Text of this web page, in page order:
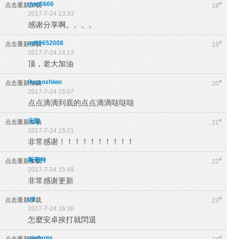
点击重新加载 18#
gwc6666
2017-7-24 13:33
感谢分享啊。。。。
点击重新加载 19#
ad69652008
2017-7-24 14:13
顶，老大加油
点击重新加载 20#
liuyaoshiwo
2017-7-24 15:07
点点滴滴到底的点点滴滴哒哒哒
点击重新加载 21#
元陈.
2017-7-24 15:21
非常感谢！！！！！！！！！！
点击重新加载 22#
斯哥特
2017-7-24 15:49
非常感谢更新
点击重新加载 23#
pjf
2017-7-24 16:36
怎麼安卓挨打就閃退
#